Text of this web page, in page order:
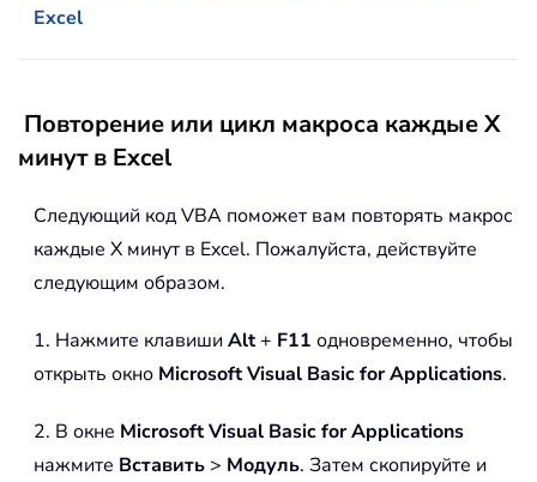
Excel
Повторение или цикл макроса каждые X
минут в Excel
Следующий код VBA поможет вам повторять макрос
каждые X минут в Excel. Пожалуйста, действуйте
следующим образом.
1. Нажмите клавиши Alt+ F11 одновременно, чтобы
открыть окно Microsoft Visual Basic for Applications.
2. В окне Microsoft Visual Basic for Applications
нажмите Вставить > Модуль. Затем скопируйте и